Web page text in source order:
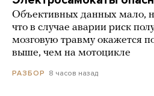
Объективных данных мало,
что в случае аварии риск
мозговую травму окажется
выше, чем на мотоцикле
РАЗБОР 8 часов назад